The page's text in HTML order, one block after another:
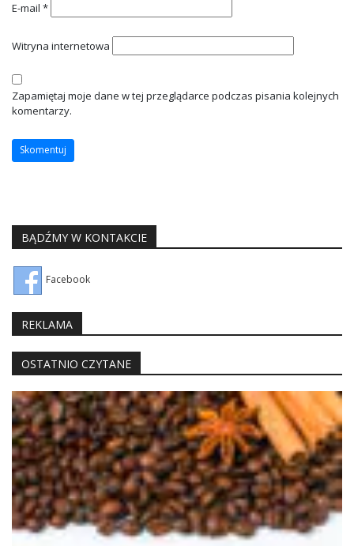
E-mail *
Witryna internetowa
Zapamiętaj moje dane w tej przeglądarce podczas pisania kolejnych
komentarzy.
BĄDŹMY W KONTAKCIE
Facebook
REKLAMA
OSTATNIO CZYTANE